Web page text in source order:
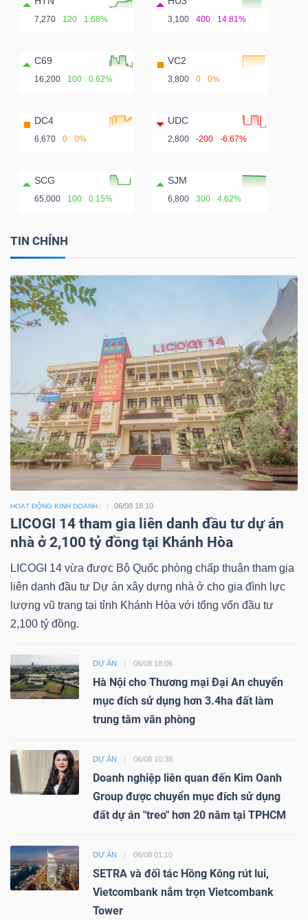
7,270 120 1.68% 3,100 400 14.81%
C69
16,200 100 0.62%
VC2
3,800 0 0%
DC4
6,670 0 0%
UDC
2,800 -200 -6.67%
SCG
65,000 100 0.15%
SJM
6,800 300 4.62%
TIN CHÍNH
HOẠT ĐỘNG KINH DOANH 06/08 18:10
LICOGI 14 tham gia liên danh đầu tư dự án
nhà ở 2,100 tỷ đồng tại Khánh Hòa
LICOGI 14 vừa được Bộ Quốc phòng chấp thuận tham gia
liên danh đầu tư Dự án xây dựng nhà ở cho gia đình lực
lượng vũ trang tại tỉnh Khánh Hòa với tổng vốn đầu tư
2,100 tỷ đồng.
DỰ ÁN 06/08 18:06
Hà Nội cho Thương mại Đại An chuyển
mục đích sử dụng hơn 3.4ha đất làm
trung tâm văn phòng
DỰ ÁN 06/08 10:38
Doanh nghiệp liên quan đến Kim Oanh
Group được chuyển mục đích sử dụng
đất dự án "treo" hơn 20 năm tại TPHCM
DỰ ÁN 06/08 01:10
SETRA và đối tác Hồng Kông rút lui,
Vietcombank nắm trọn Vietcombank
Tower